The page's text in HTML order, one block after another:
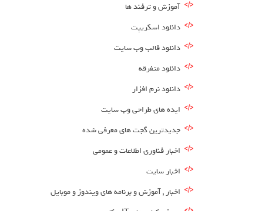
آموزش و ترفند ها
دانلود اسکریپت
دانلود قالب وب سایت
دانلود متفرقه
دانلود نرم افزار
ایده های طراحی وب سایت
جدیدترین گجت های معرفی شده
اخبار فناوری اطلاعات و عمومی
اخبار سایت
اخبار , آموزش و برنامه های ویندوز و موبایل